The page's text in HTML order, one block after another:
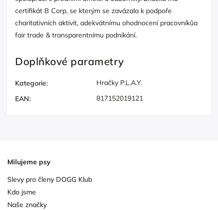
certifikát B Corp, se kterým se zavázala k podpoře
charitativních aktivit, adekvátnímu ohodnocení pracovníkůa
fair trade & transparentnímu podnikání.
Doplňkové parametry
Kategorie:
Hračky P.L.A.Y.
EAN: 817152019121
Milujeme psy
Slevy pro členy DOGG Klub
Kdo jsme
Naše značky